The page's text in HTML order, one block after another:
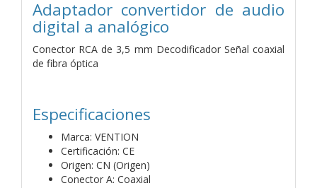
Adaptador convertidor de audio
digital a analógico
Conector RCA de 3,5 mm Decodificador Señal coaxial
de fibra óptica
Especificaciones
Marca: VENTION
Certificación: CE
Origen: CN (Origen)
Conector A: Coaxial